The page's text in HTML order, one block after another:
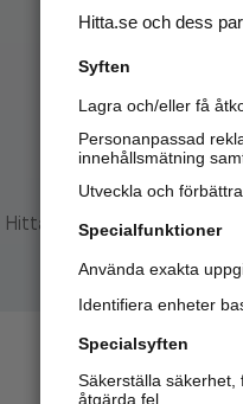
Hitta.se
Hitta.se och dess
Syften
Lagra och/eller få
Personanpassad
innehållsmätning
Utveckla och
Specialfunktioner
Använda exakta
Identifiera enheter
Specialsyften
Säkerställa
åtgärda fel